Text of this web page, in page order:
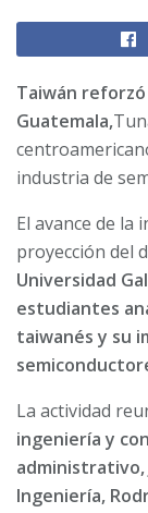
Taiwán
Guatemala,
industria de
El avance de la
proyección del
Universidad
estudiantes
taiwanés y su
La actividad
ingeniería y
administrativo,
Ingeniería,